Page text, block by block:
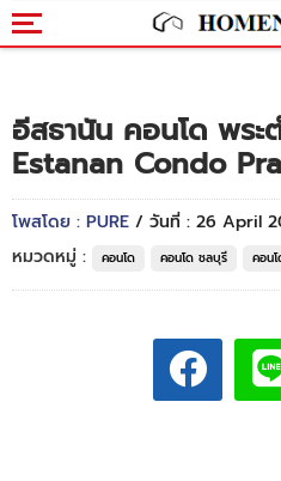
อีสธานัน คอนโด พระ
Estanan Condo
โพสโดย : PURE / วันที่ : 26 April
หมวดหมู่ :
คอนโด คอนโด ชลบุรี คอน